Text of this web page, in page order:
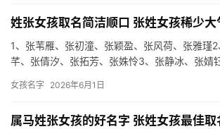
姓张女孩取名简洁顺口 张姓女孩稀少大
1、张苇雁、张初潼、张颖盈、张风荷、张雅瑾
芊、张倩汐、张拓芳、张姝怜3、张静冰、张婧
紫、…
女孩名字 2026年6月1日
属马姓张女孩的好名字 张姓女孩最佳取